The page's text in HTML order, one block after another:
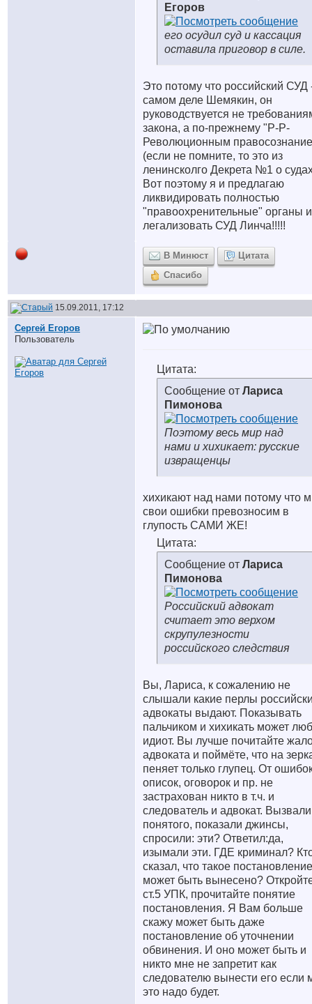
Егоров
его осудил суд и кассация
оставила приговор в силе.
Это потому что российский СУД
самом деле Шемякин, он
руководствуется не
закона, а по-прежнему "Р-Р-
Революционным
(если не помните, то это из
ленинсколго Декрета №1 о
Вот поэтому я и предлагаю
ликвидировать полностью
"правоохренительные" органы и
легализовать СУД Линча!!!!!
В Минюст
Цитата
Спасибо
15.09.2011, 17:12
Сергей Егоров
Пользователь
Цитата:
Сообщение от Лариса
Пимонова
Поэтому весь мир над
нами и хихикает: русские
извращенцы
хихикают над нами потому что
свои ошибки превозносим в
глупость САМИ ЖЕ!
Цитата:
Сообщение от Лариса
Пимонова
Российский адвокат
считает это верхом
скрупулезности
российского следствия
Вы, Лариса, к сожалению не
слышали какие перлы
адвокаты выдают. Показывать
пальчиком и хихикать может
идиот. Вы лучше почитайте
адвоката и поймёте, что на
пеняет только глупец. От
описок, оговорок и пр. не
застрахован никто в т.ч. и
следователь и адвокат. Вызвали
понятого, показали джинсы,
спросили: эти? Ответил:да,
изымали эти. ГДЕ криминал?
сказал, что такое
может быть вынесено?
ст.5 УПК, прочитайте понятие
постановления. Я Вам больше
скажу может быть даже
постановление об уточнении
обвинения. И оно может быть и
никто мне не запретит как
следователю вынести его если
это надо будет.